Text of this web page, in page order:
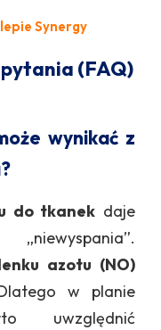
Synergy
(FAQ)
wynikać z
do tkanek daje
azotu (NO)
w planie
uwzględnić